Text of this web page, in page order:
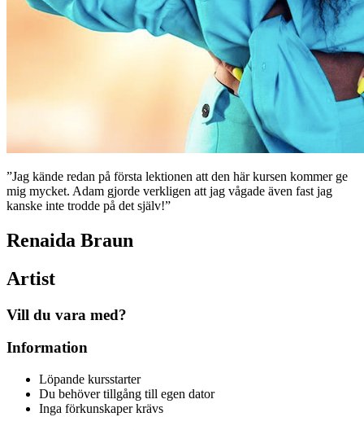
”Jag kände redan på första lektionen att den här kursen kommer ge
mig mycket. Adam gjorde verkligen att jag vågade även fast jag
kanske inte trodde på det själv!”
Renaida Braun
Artist
Vill du vara med?
Information
Löpande kursstarter
Du behöver tillgång till egen dator
Inga förkunskaper krävs